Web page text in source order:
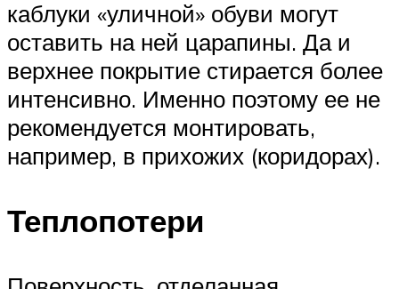
каблуки «уличной» обуви могут
оставить на ней царапины. Да и
верхнее покрытие стирается более
интенсивно. Именно поэтому ее не
рекомендуется монтировать,
например, в прихожих (коридорах).
Теплопотери